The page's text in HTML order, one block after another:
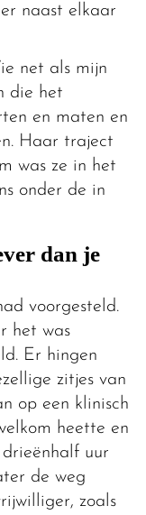
naast elkaar
net als mijn
die het
en maten en
Haar traject
was ze in het
onder de in
dan je
voorgesteld.
het was
Er hingen
zitjes van
op een klinisch
heette en
uur
de weg
zoals